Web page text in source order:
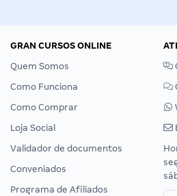
GRAN CURSOS ONLINE
Quem Somos
Como Funciona
Como Comprar
Loja Social
Validador de documentos
Conveniados
Programa de Afiliados